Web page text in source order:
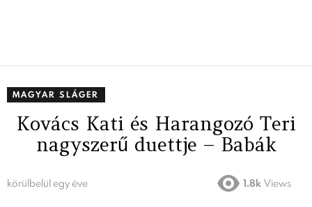
MAGYAR SLÁGER
Kovács Kati és Harangozó Teri
nagyszerű duettje – Babák
körülbelül egy éve 1.8k Views